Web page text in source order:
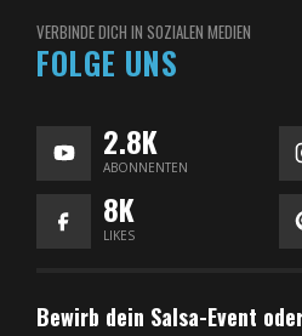
VERBINDE DICH IN SOZIALEN MEDIEN
FOLGE UNS
2.8K
ABONNENTEN
8K
LIKES
Bewirb dein Salsa-Event